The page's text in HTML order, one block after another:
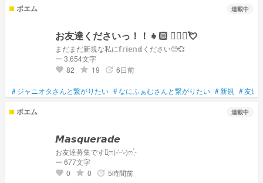
ポエム 連載中
お友達くださいっ！！👧🏻 ‪🧏🏻‍♀️💘
まだまだ新規な私に𝕗𝕣𝕚𝕖𝕟𝕕ください🥺💞
ー 3,654文字
favorite 82 grade 19 update 6日前
#ジャニオタさんと繋がりたい #なにふぁむさんと繋がりたい #新規 #友達
ポエム 連載中
𝙈𝙖𝙨𝙦𝙪𝙚𝙧𝙖𝙙𝙚
お友達募集ですっ̗̀ෆ(˶'ᵕ'˶)ෆ ̖́-
ー 677文字
favorite 0 grade 0 update 5時間前